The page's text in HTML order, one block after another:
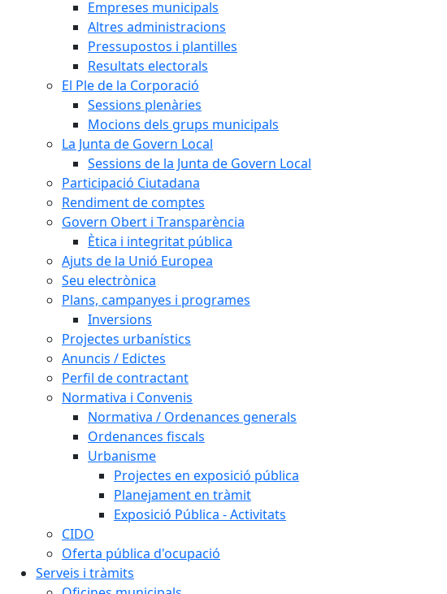
Empreses municipals
Altres administracions
Pressupostos i plantilles
Resultats electorals
El Ple de la Corporació
Sessions plenàries
Mocions dels grups municipals
La Junta de Govern Local
Sessions de la Junta de Govern Local
Participació Ciutadana
Rendiment de comptes
Govern Obert i Transparència
Ètica i integritat pública
Ajuts de la Unió Europea
Seu electrònica
Plans, campanyes i programes
Inversions
Projectes urbanístics
Anuncis / Edictes
Perfil de contractant
Normativa i Convenis
Normativa / Ordenances generals
Ordenances fiscals
Urbanisme
Projectes en exposició pública
Planejament en tràmit
Exposició Pública - Activitats
CIDO
Oferta pública d'ocupació
Serveis i tràmits